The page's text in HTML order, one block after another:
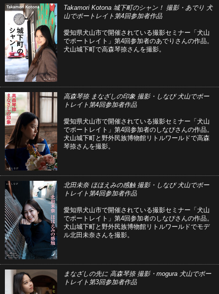
Takamori Kotona 城下町のシャン！ 撮影・あでり 犬
山でポートレイト第4回参加者作品
愛知県犬山市で開催されている撮影セミナー「犬山
でポートレイト」第4回参加者のあでりさんの作品。
犬山城下町で高森琴捺さんを撮影。
高森琴捺 まなざしの印象 撮影・しなぴ 犬山でポー
トレイト第4回参加者作品
愛知県犬山市で開催されている撮影セミナー「犬山
でポートレイト」第4回参加者のしなぴさんの作品。
犬山城下町と野外民族博物館リトルワールドで高森
琴捺さんを撮影。
北田未奈 ほほえみの感触 撮影・しなぴ 犬山でポー
トレイト第4回参加者作品
愛知県犬山市で開催されている撮影セミナー「犬山
でポートレイト」第4回参加者のしなぴさんの作品。
犬山城下町と野外民族博物館リトルワールドでモデ
ル北田未奈さんを撮影。
まなざしの先に 高森琴捺 撮影・mogura 犬山でポー
トレイト第3回参加者作品